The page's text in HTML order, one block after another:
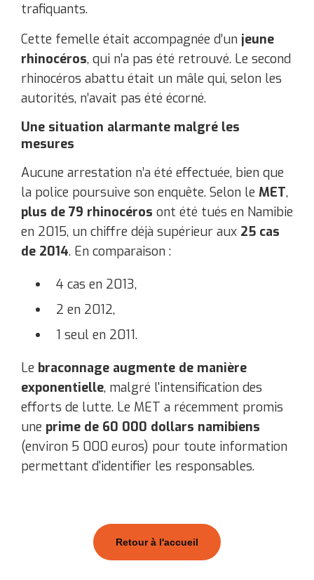
trafiquants.
Cette femelle était accompagnée d’un jeune
rhinocéros, qui n’a pas été retrouvé. Le second
rhinocéros abattu était un mâle qui, selon les
autorités, n’avait pas été écorné.
Une situation alarmante malgré les
mesures
Aucune arrestation n’a été effectuée, bien que
la police poursuive son enquête. Selon le MET,
plus de 79 rhinocéros ont été tués en Namibie
en 2015, un chiffre déjà supérieur aux 25 cas
de 2014. En comparaison :
4 cas en 2013,
2 en 2012,
1 seul en 2011.
Le braconnage augmente de manière
exponentielle, malgré l'intensification des
efforts de lutte. Le MET a récemment promis
une prime de 60 000 dollars namibiens
(environ 5 000 euros) pour toute information
permettant d'identifier les responsables.
Retour à l'accueil